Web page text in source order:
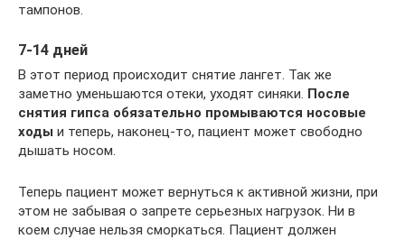
тампонов.
7-14 дней
В этот период происходит снятие лангет. Так же
заметно уменьшаются отеки, уходят синяки. После
снятия гипса обязательно промываются носовые
ходы и теперь, наконец-то, пациент может свободно
дышать носом.
Теперь пациент может вернуться к активной жизни, при
этом не забывая о запрете серьезных нагрузок. Ни в
коем случае нельзя сморкаться. Пациент должен